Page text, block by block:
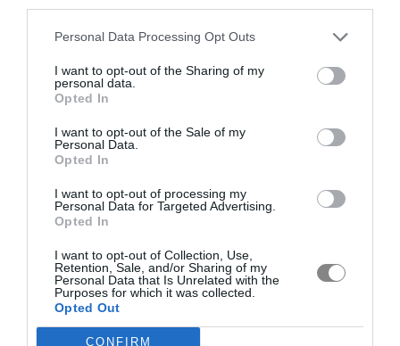
Personal Data Processing Opt Outs
I want to opt-out of the Sharing of my
personal data.
Opted In
I want to opt-out of the Sale of my
Personal Data.
Opted In
I want to opt-out of processing my
Personal Data for Targeted Advertising.
Opted In
I want to opt-out of Collection, Use,
Retention, Sale, and/or Sharing of my
Personal Data that Is Unrelated with the
Purposes for which it was collected.
Opted Out
CONFIRM